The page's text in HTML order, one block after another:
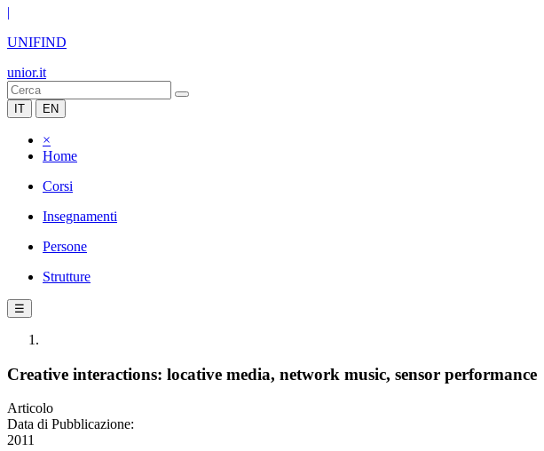
|
UNIFIND
unior.it
IT EN
×
Home
Corsi
Insegnamenti
Persone
Strutture
☰
Creative interactions: locative media, network music, sensor performance
Articolo
Data di Pubblicazione:
2011